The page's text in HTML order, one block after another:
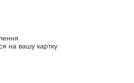
на вашу картку